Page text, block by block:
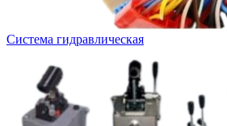
Система гидравлическая